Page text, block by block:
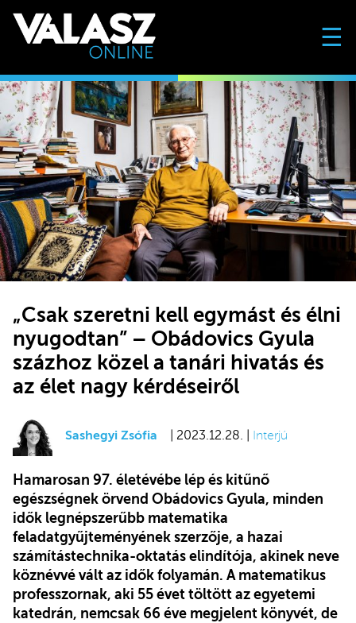
☰
„Csak szeretni kell egymást és élni
nyugodtan” – Obádovics Gyula
százhoz közel a tanári hivatás és
az élet nagy kérdéseiről
Sashegyi Zsófia | 2023.12.28. | Interjú
Hamarosan 97. életévébe lép és kitűnő
egészségnek örvend Obádovics Gyula, minden
idők legnépszerűbb matematika
feladatgyűjteményének szerzője, a hazai
számítástechnika-oktatás elindítója, akinek neve
köznévvé vált az idők folyamán. A matematikus
professzornak, aki 55 évet töltött az egyetemi
katedrán, nemcsak 66 éve megjelent könyvét, de